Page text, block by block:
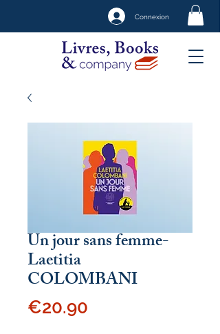
Connexion
Un jour sans femme-
Laetitia
COLOMBANI
€20.90